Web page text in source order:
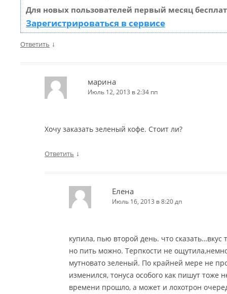
Для новых пользователей первый месяц
Зарегистрироваться в сервисе
Ответить ↓
марина
Июль 12, 2013 в 2:34 пп
Хочу заказать зеленый кофе. Стоит ли?
Ответить ↓
Елена
Июль 16, 2013 в 8:20 дп
купила, пью второй день. что сказать…вкус
но пить можно. Терпкости не
мутновато зеленый. По крайней мере не
изменился, тонуса особого как пишут
времени прошло, а может и лохотрон